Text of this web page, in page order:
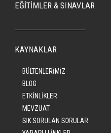
EĞİTİMLER & SINAVLAR
KAYNAKLAR
BÜLTENLERİMİZ
BLOG
ETKİNLİKLER
MEVZUAT
SIK SORULAN SORULAR